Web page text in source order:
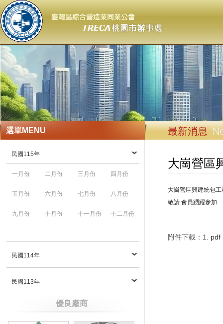
選單MENU
民國115年
一月份 二月份 三月份 四月份
五月份 六月份 七月份 八月份
九月份 十月份 十一月份 十二月份
民國114年
民國113年
優良廠商
最新消息
大崗營區
大崗營區興建統包
敬請 會員踴躍參加
附件下載：1. pdf